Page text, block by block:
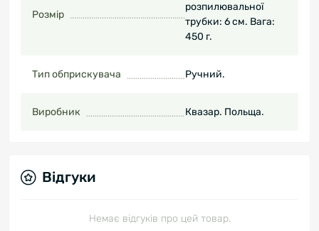
Розмір
розпилювальної
трубки: 6 см. Вага:
450 г.
Тип обприскувача Ручний.
Виробник Квазар. Польща.
Відгуки
Немає відгуків про цей товар.